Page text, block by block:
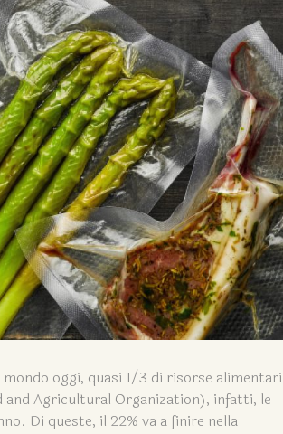
oggi, quasi 1/3 di risorse alimentari
and Agricultural Organization), infatti, le
Di queste, il 22% va a finire nella